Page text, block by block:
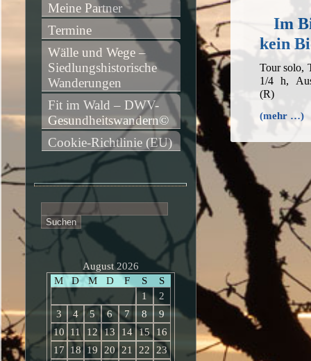
Im
kein
Tour solo,
1/4 h,
(R)
(mehr …)
Meine Partner
Termine
Wälle und Wege –
Siedlungshistorische
Wanderungen
Fit im Wald – DWV-
Gesundheitswandern©
Cookie-Richtlinie (EU)
nach:
August 2026
M
D M D F S
S
1
2
3
4 5 6 7 8
9
10
11 12 13 14 15
16
17
18 19 20 21 22
23